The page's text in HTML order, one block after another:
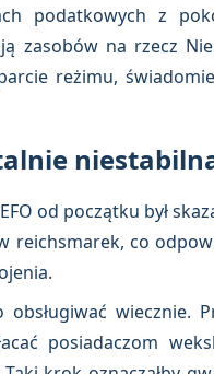
podatkowych z
zasobów na rzecz
reżimu,
od początku był
reichsmarek, co
wiecznie.
posiadaczom